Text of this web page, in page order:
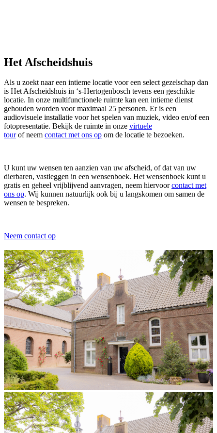
Het Afscheidshuis
Als u zoekt naar een intieme locatie voor een select gezelschap dan
is Het Afscheidshuis in ‘s-Hertogenbosch tevens een geschikte
locatie. In onze multifunctionele ruimte kan een intieme dienst
gehouden worden voor maximaal 25 personen. Er is een
audiovisuele installatie voor het spelen van muziek, video en/of een
fotopresentatie. Bekijk de ruimte in onze virtuele
tourof neem contact met ons op om de locatie te bezoeken.
U kunt uw wensen ten aanzien van uw afscheid, of dat van uw
dierbaren, vastleggen in een wensenboek. Het wensenboek kunt u
gratis en geheel vrijblijvend aanvragen, neem hiervoorcontact met
ons op. Wij kunnen natuurlijk ook bij u langskomen om samen de
wensen te bespreken.
Neem contact op